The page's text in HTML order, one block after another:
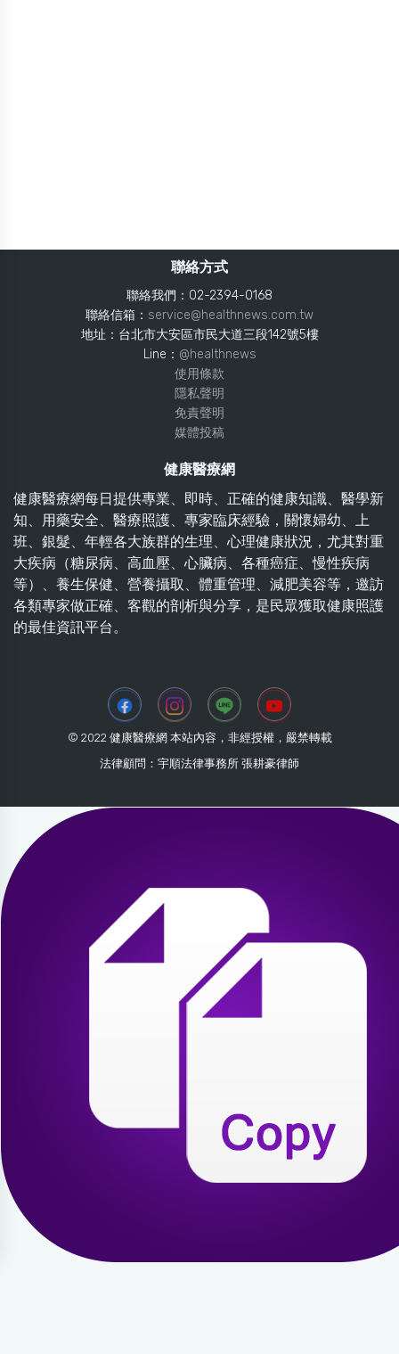
聯絡方式
聯絡我們：02-2394-0168
聯絡信箱： service@healthnews.com.tw
地址：台北市大安區市民大道三段142號5樓
Line： @healthnews
使用條款
隱私聲明
免責聲明
媒體投稿
健康醫療網
健康醫療網每日提供專業、即時、正確的健康知識、醫學新
知、用藥安全、醫療照護、專家臨床經驗，關懷婦幼、上
班、銀髮、年輕各大族群的生理、心理健康狀況，尤其對重
大疾病（糖尿病、高血壓、心臟病、各種癌症、慢性疾病
等）、養生保健、營養攝取、體重管理、減肥美容等，邀訪
各類專家做正確、客觀的剖析與分享，是民眾獲取健康照護
的最佳資訊平台。
© 2022 健康醫療網 本站內容，非經授權，嚴禁轉載
法律顧問：宇順法律事務所 張耕豪律師